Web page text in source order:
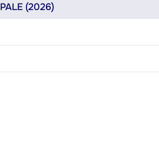
(2026)